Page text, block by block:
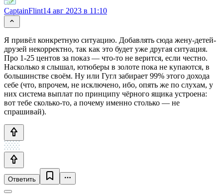
CaptainFlint14 авг 2023 в 11:10
Я привёл конкретную ситуацию. Добавлять сюда жену-детей-
друзей некорректно, так как это будет уже другая ситуация.
Про 1-25 центов за показ — что-то не верится, если честно.
Насколько я слышал, ютюберы в золоте пока не купаются, в
большинстве своём. Ну или Гугл забирает 99% этого дохода
себе (что, впрочем, не исключено, ибо, опять же по слухам, у
них система выплат по принципу чёрного ящика устроена:
вот тебе сколько-то, а почему именно столько — не
спрашивай).
Ответить